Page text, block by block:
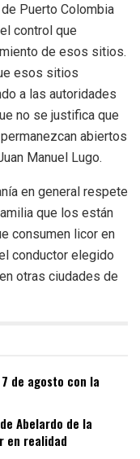
Puerto Colombia
control que
de esos sitios.
esos sitios
a las autoridades
no se justifica que
abiertos
Manuel Lugo.
en general respete
que los están
consumen licor en
conductor elegido
otras ciudades de
de agosto con la
Abelardo de la
en realidad